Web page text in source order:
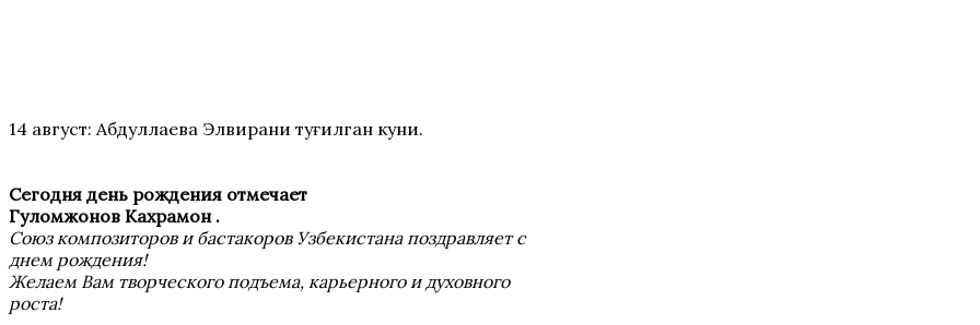
14 август: Абдуллаева Элвирани туғилган куни.
Сегодня день рождения отмечает
Гуломжонов Кахрамон .
Союз композиторов и бастакоров Узбекистана поздравляет с
днем рождения!
Желаем Вам творческого подъема, карьерного и духовного
роста!